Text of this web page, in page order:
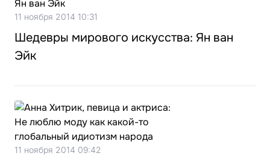
11 ноября 2014 10:31
Шедевры мирового искусства: Ян ван
Эйк
11 ноября 2014 09:42